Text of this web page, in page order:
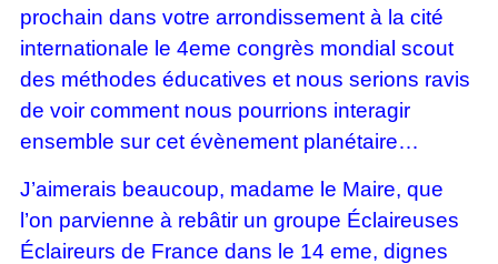
prochain dans votre arrondissement à la cité
internationale le 4eme congrès mondial scout
des méthodes éducatives et nous serions ravis
de voir comment nous pourrions interagir
ensemble sur cet évènement planétaire…
J’aimerais beaucoup, madame le Maire, que
l’on parvienne à rebâtir un groupe Éclaireuses
Éclaireurs de France dans le 14 eme, dignes